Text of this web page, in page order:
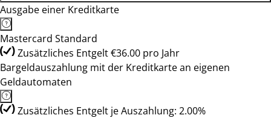
Ausgabe einer Kreditkarte
Mastercard Standard
Zusätzliches Entgelt €36.00 pro Jahr
Bargeldauszahlung mit der Kreditkarte an eigenen
Geldautomaten
Zusätzliches Entgelt je Auszahlung: 2.00%